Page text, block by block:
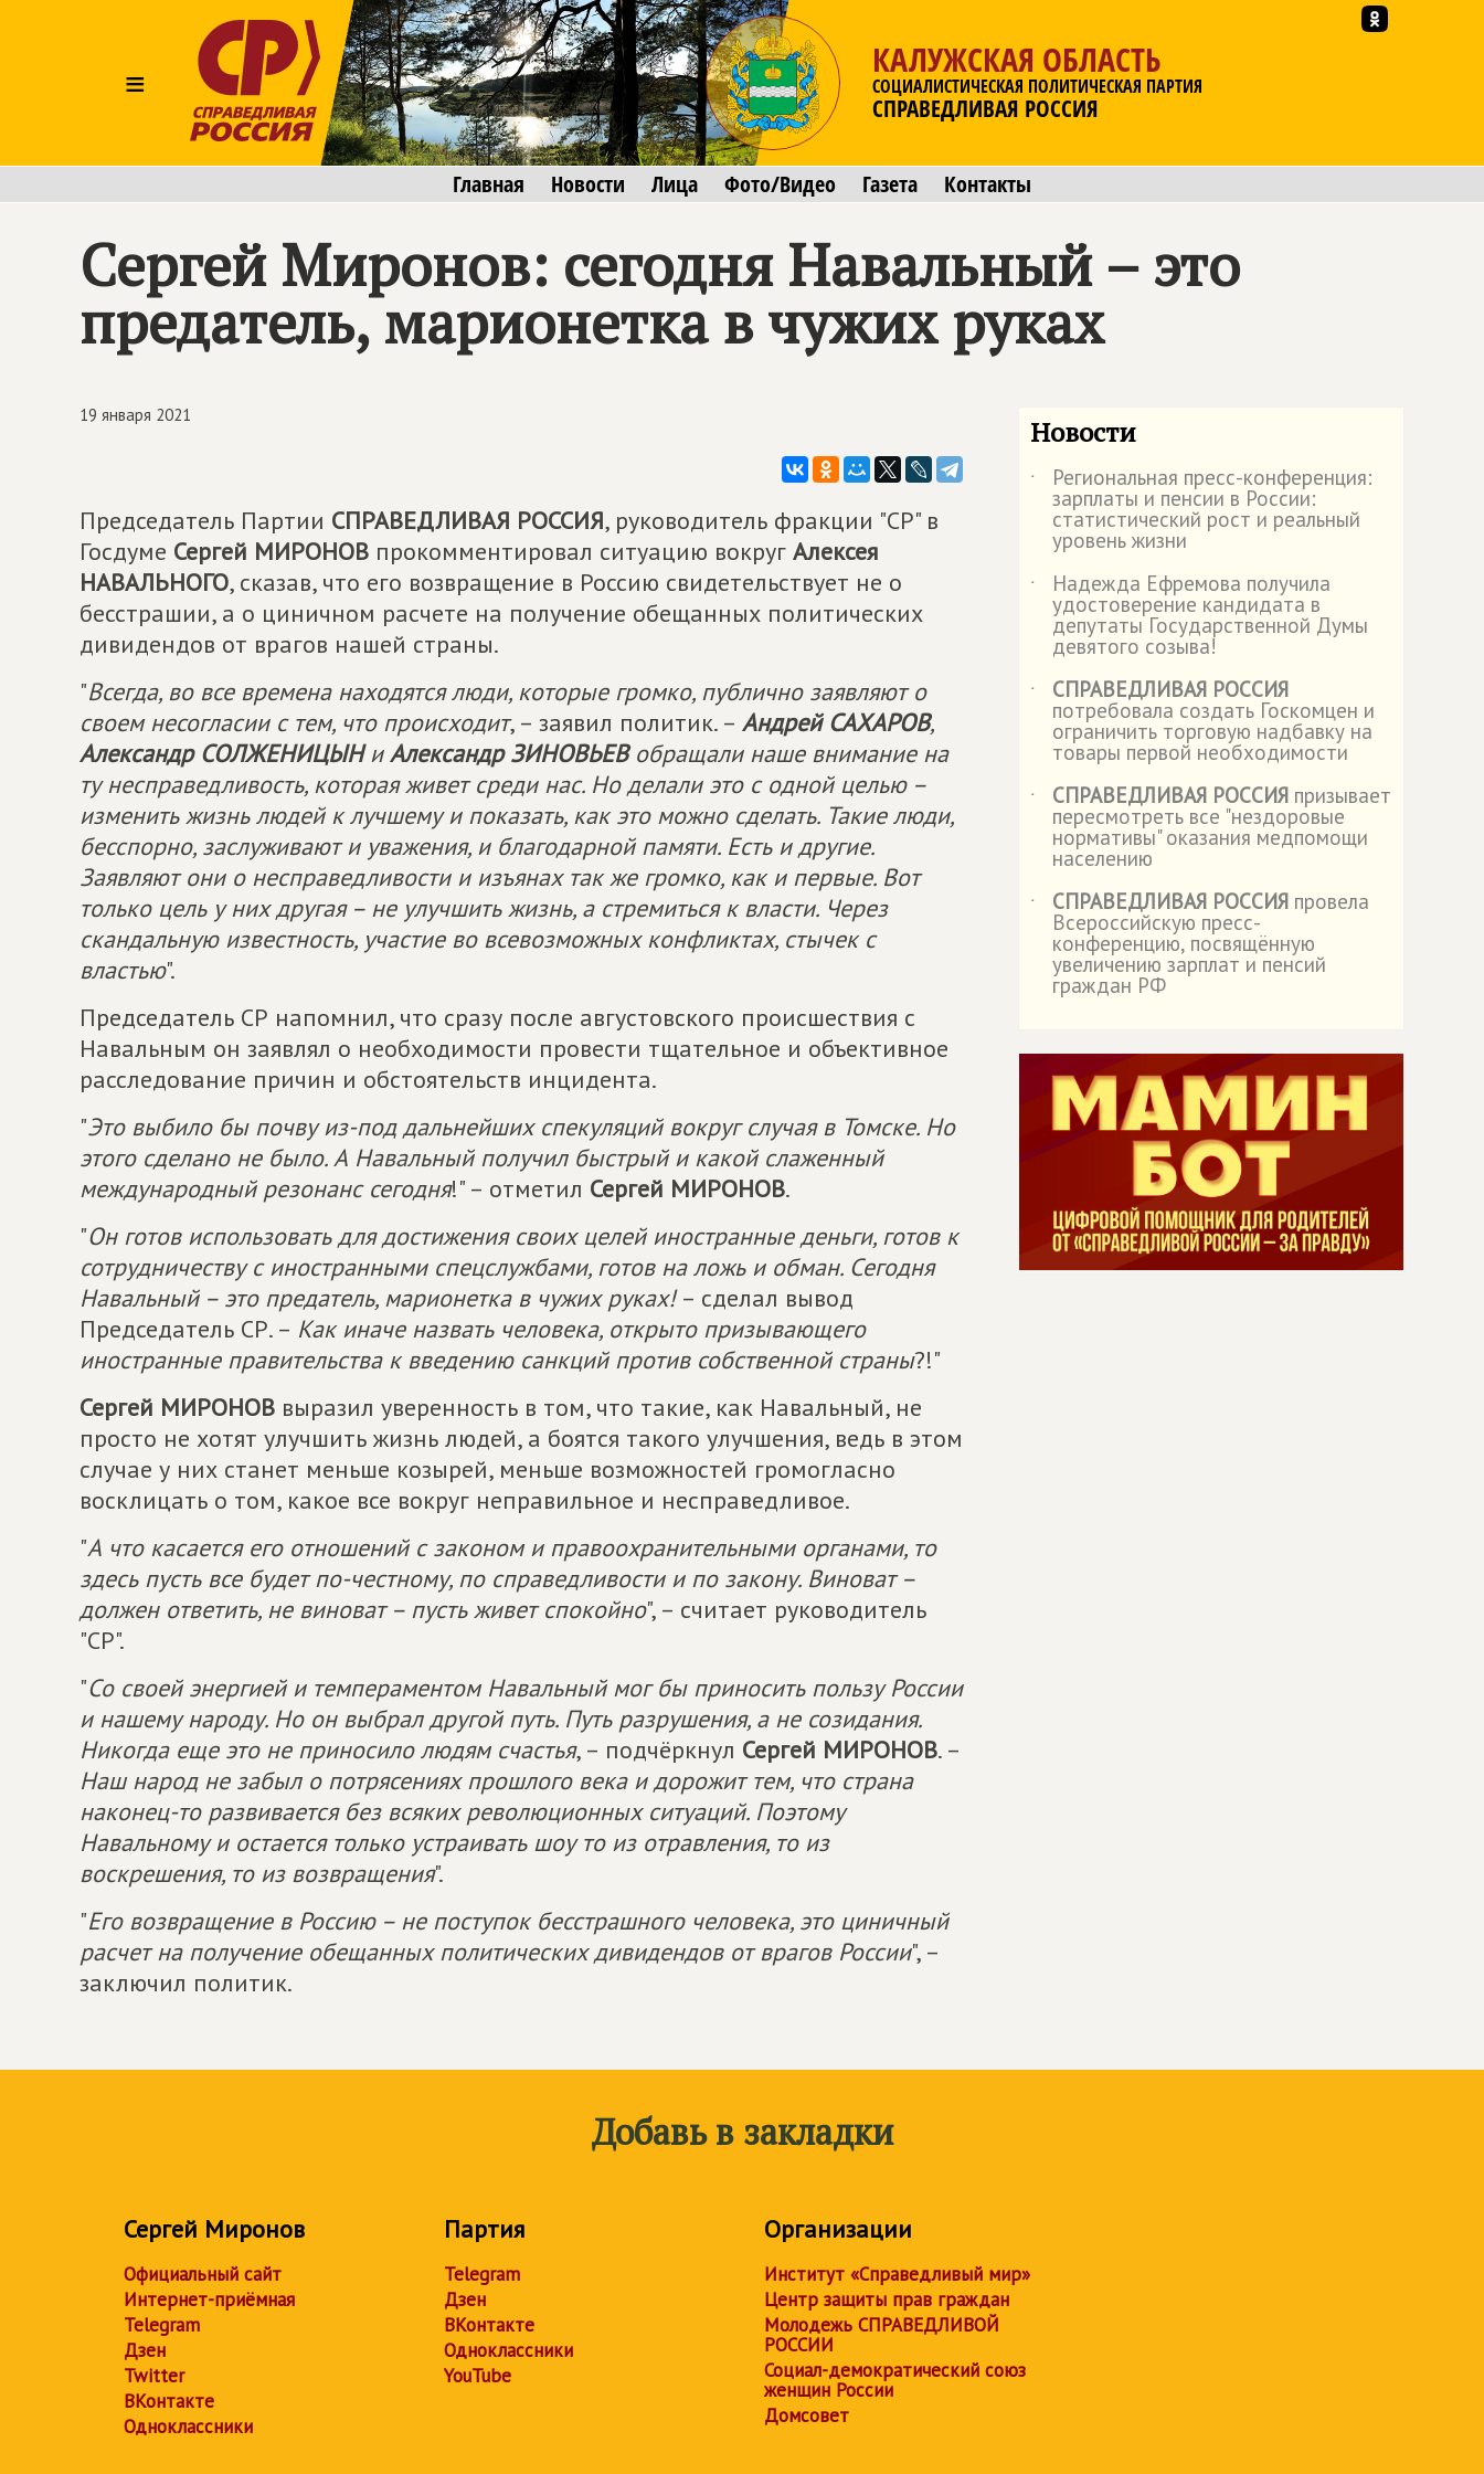
≡
КАЛУЖСКАЯ ОБЛАСТЬ
СОЦИАЛИСТИЧЕСКАЯ ПОЛИТИЧЕСКАЯ ПАРТИЯ
СПРАВЕДЛИВАЯ РОССИЯ
Главная Новости Лица Фото/Видео Газета Контакты
Сергей Миронов: сегодня Навальный – это
предатель, марионетка в чужих руках
19 января 2021
Председатель Партии СПРАВЕДЛИВАЯ РОССИЯ, руководитель фракции "СР" в
Госдуме Сергей МИРОНОВ прокомментировал ситуацию вокруг Алексея
НАВАЛЬНОГО, сказав, что его возвращение в Россию свидетельствует не о
бесстрашии, а о циничном расчете на получение обещанных политических
дивидендов от врагов нашей страны.
"Всегда, во все времена находятся люди, которые громко, публично заявляют о
своем несогласии с тем, что происходит, – заявил политик. – Андрей САХАРОВ,
Александр СОЛЖЕНИЦЫНиАлександр ЗИНОВЬЕВ обращали наше внимание на
ту несправедливость, которая живет среди нас. Но делали это с одной целью –
изменить жизнь людей к лучшему и показать, как это можно сделать. Такие люди,
бесспорно, заслуживают и уважения, и благодарной памяти. Есть и другие.
Заявляют они о несправедливости и изъянах так же громко, как и первые. Вот
только цель у них другая – не улучшить жизнь, а стремиться к власти. Через
скандальную известность, участие во всевозможных конфликтах, стычек с
властью".
Председатель СР напомнил, что сразу после августовского происшествия с
Навальным он заявлял о необходимости провести тщательное и объективное
расследование причин и обстоятельств инцидента.
"Это выбило бы почву из-под дальнейших спекуляций вокруг случая в Томске. Но
этого сделано не было. А Навальный получил быстрый и какой слаженный
международный резонанс сегодня!" – отметил Сергей МИРОНОВ.
"Он готов использовать для достижения своих целей иностранные деньги, готов к
сотрудничеству с иностранными спецслужбами, готов на ложь и обман. Сегодня
Навальный – это предатель, марионетка в чужих руках!– сделал вывод
Председатель СР. – Как иначе назвать человека, открыто призывающего
иностранные правительства к введению санкций против собственной страны?!"
Сергей МИРОНОВ выразил уверенность в том, что такие, как Навальный, не
просто не хотят улучшить жизнь людей, а боятся такого улучшения, ведь в этом
случае у них станет меньше козырей, меньше возможностей громогласно
восклицать о том, какое все вокруг неправильное и несправедливое.
"А что касается его отношений с законом и правоохранительными органами, то
здесь пусть все будет по-честному, по справедливости и по закону. Виноват –
должен ответить, не виноват – пусть живет спокойно", – считает руководитель
"СР".
"Со своей энергией и темпераментом Навальный мог бы приносить пользу России
и нашему народу. Но он выбрал другой путь. Путь разрушения, а не созидания.
Никогда еще это не приносило людям счастья, – подчёркнул Сергей МИРОНОВ. –
Наш народ не забыл о потрясениях прошлого века и дорожит тем, что страна
наконец-то развивается без всяких революционных ситуаций. Поэтому
Навальному и остается только устраивать шоу то из отравления, то из
воскрешения, то из возвращения".
"Его возвращение в Россию – не поступок бесстрашного человека, это циничный
расчет на получение обещанных политических дивидендов от врагов России", –
заключил политик.
Новости
˙ Региональная пресс-конференция:
зарплаты и пенсии в России:
статистический рост и реальный
уровень жизни
˙
Надежда Ефремова получила
удостоверение кандидата в
депутаты Государственной Думы
девятого созыва!
˙
СПРАВЕДЛИВАЯ РОССИЯ
потребовала создать Госкомцен и
ограничить торговую надбавку на
товары первой необходимости
˙
СПРАВЕДЛИВАЯ РОССИЯ призывает
пересмотреть все "нездоровые
нормативы" оказания медпомощи
населению
˙
СПРАВЕДЛИВАЯ РОССИЯ провела
Всероссийскую пресс-
конференцию, посвящённую
увеличению зарплат и пенсий
граждан РФ
Добавь в закладки
Сергей Миронов
Официальный сайт
Интернет-приёмная
Telegram
Дзен
Twitter
ВКонтакте
Одноклассники
Партия
Telegram
Дзен
ВКонтакте
Одноклассники
YouTube
Организации
Институт «Справедливый мир»
Центр защиты прав граждан
Молодежь СПРАВЕДЛИВОЙ
РОССИИ
Социал-демократический союз
женщин России
Домсовет